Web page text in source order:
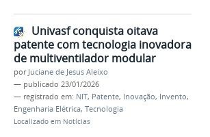
Univasf conquista oitava
patente com tecnologia inovadora
de multiventilador modular
por Juciane de Jesus Aleixo
— publicado 23/01/2026
— registrado em: NIT, Patente, Inovação, Invento,
Engenharia Elétrica, Tecnologia
Localizado em Notícias